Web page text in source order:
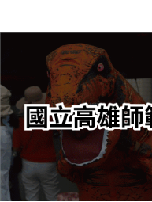
轉
要
內
容